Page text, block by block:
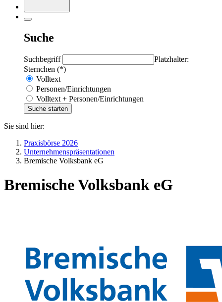
Suche
Suchbegriff
Platzhalter:
Sternchen (*)
Volltext
Personen/Einrichtungen
Volltext + Personen/Einrichtungen
Sie sind hier:
Praxisbörse 2026
Unternehmenspräsentationen
Bremische Volksbank eG
Bremische Volksbank eG